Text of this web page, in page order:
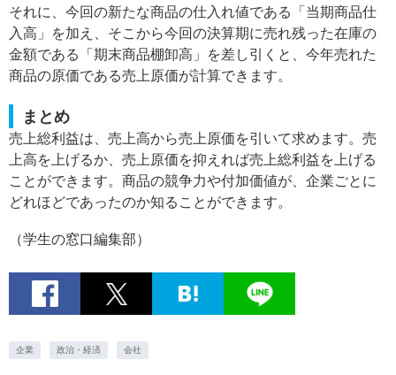
それに、今回の新たな商品の仕入れ値である「当期商品仕
入高」を加え、そこから今回の決算期に売れ残った在庫の
金額である「期末商品棚卸高」を差し引くと、今年売れた
商品の原価である売上原価が計算できます。
まとめ
売上総利益は、売上高から売上原価を引いて求めます。売
上高を上げるか、売上原価を抑えれば売上総利益を上げる
ことができます。商品の競争力や付加価値が、企業ごとに
どれほどであったのか知ることができます。
（学生の窓口編集部）
企業 政治・経済 会社